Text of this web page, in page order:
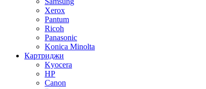
Xerox
Pantum
Ricoh
Panasonic
Konica Minolta
Картриджи
Kyocera
HP
Canon